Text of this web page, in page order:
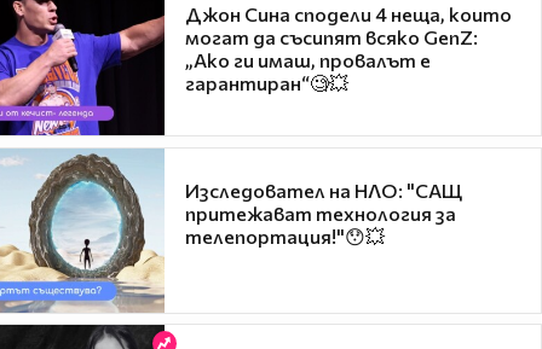
Джон Сина сподели 4 неща, които
могат да съсипят всяко GenZ:
„Ако ги имаш, провалът е
гарантиран“🧐💥
Изследовател на НЛО: "САЩ
притежават технология за
телепортация!"😯💥